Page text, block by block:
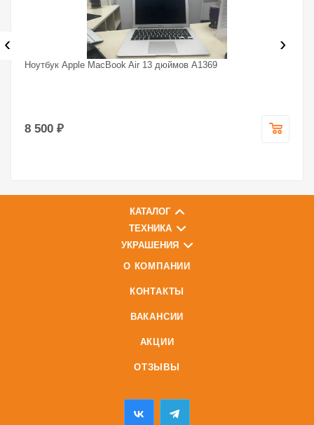
Ноутбук Apple MacBook Air 13 дюймов A1369
8 500 ₽
‹ ›
КАТАЛОГ
ТЕХНИКА
УКРАШЕНИЯ
О КОМПАНИИ
КОНТАКТЫ
ВАКАНСИИ
АКЦИИ
ОТЗЫВЫ